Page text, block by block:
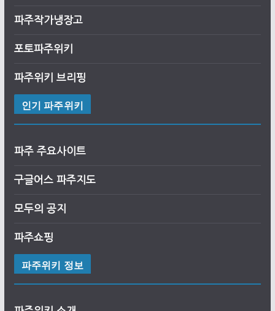
파주작가냉장고
포토파주위키
파주위키 브리핑
인기 파주위키
파주 주요사이트
구글어스 파주지도
모두의 공지
파주쇼핑
파주위키 정보